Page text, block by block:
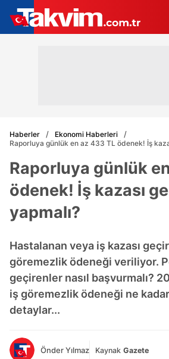
Haberler
Ekonomi Haberleri
Raporluya günlük en az 433 TL ödenek! İş
Raporluya günlük
ödenek! İş kazası
yapmalı?
Hastalanan veya iş kazası
göremezlik ödeneği veriliyor.
geçirenler nasıl başvurmalı?
iş göremezlik ödeneği ne
detaylar...
Önder Yılmaz Kaynak Gazete